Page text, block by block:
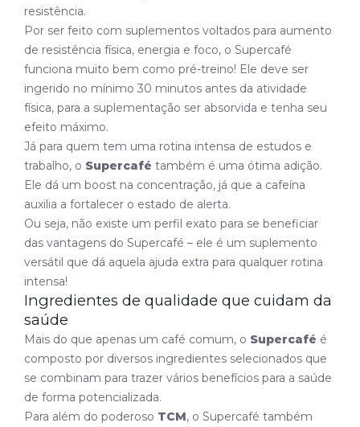
resistência.​
Por ser feito com suplementos voltados para aumento
de resistência física, energia e foco, o Supercafé
funciona muito bem como pré-treino! Ele deve ser
ingerido no mínimo 30 minutos antes da atividade
física, para a suplementação ser absorvida e tenha seu
efeito máximo.
Já para quem tem uma rotina intensa de estudos e
trabalho, o Supercafé também é uma ótima adição.
Ele dá um boost na concentração, já que a cafeína
auxilia a fortalecer o estado de alerta.
Ou seja, não existe um perfil exato para se beneficiar
das vantagens do Supercafé – ele é um suplemento
versátil que dá aquela ajuda extra para qualquer rotina
intensa!
Ingredientes de qualidade que cuidam da
saúde
Mais do que apenas um café comum, o Supercafé é
composto por diversos ingredientes selecionados que
se combinam para trazer vários benefícios para a saúde
de forma potencializada.
Para além do poderoso TCM, o Supercafé também